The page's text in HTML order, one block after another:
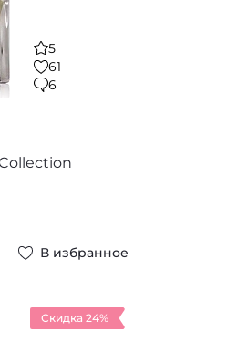
5
61
6
В избранное
Скидка 24%